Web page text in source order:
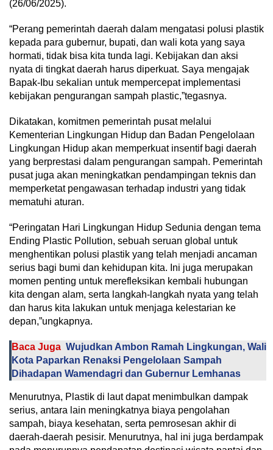
(26/06/2025).
“Perang pemerintah daerah dalam mengatasi polusi plastik
kepada para gubernur, bupati, dan wali kota yang saya
hormati, tidak bisa kita tunda lagi. Kebijakan dan aksi
nyata di tingkat daerah harus diperkuat. Saya mengajak
Bapak-Ibu sekalian untuk mempercepat implementasi
kebijakan pengurangan sampah plastic,”tegasnya.
Dikatakan, komitmen pemerintah pusat melalui
Kementerian Lingkungan Hidup dan Badan Pengelolaan
Lingkungan Hidup akan memperkuat insentif bagi daerah
yang berprestasi dalam pengurangan sampah. Pemerintah
pusat juga akan meningkatkan pendampingan teknis dan
memperketat pengawasan terhadap industri yang tidak
mematuhi aturan.
“Peringatan Hari Lingkungan Hidup Sedunia dengan tema
Ending Plastic Pollution, sebuah seruan global untuk
menghentikan polusi plastik yang telah menjadi ancaman
serius bagi bumi dan kehidupan kita. Ini juga merupakan
momen penting untuk merefleksikan kembali hubungan
kita dengan alam, serta langkah-langkah nyata yang telah
dan harus kita lakukan untuk menjaga kelestarian ke
depan,”ungkapnya.
Baca Juga Wujudkan Ambon Ramah Lingkungan, Wali
Kota Paparkan Renaksi Pengelolaan Sampah
Dihadapan Wamendagri dan Gubernur Lemhanas
Menurutnya, Plastik di laut dapat menimbulkan dampak
serius, antara lain meningkatnya biaya pengolahan
sampah, biaya kesehatan, serta pemrosesan akhir di
daerah-daerah pesisir. Menurutnya, hal ini juga berdampak